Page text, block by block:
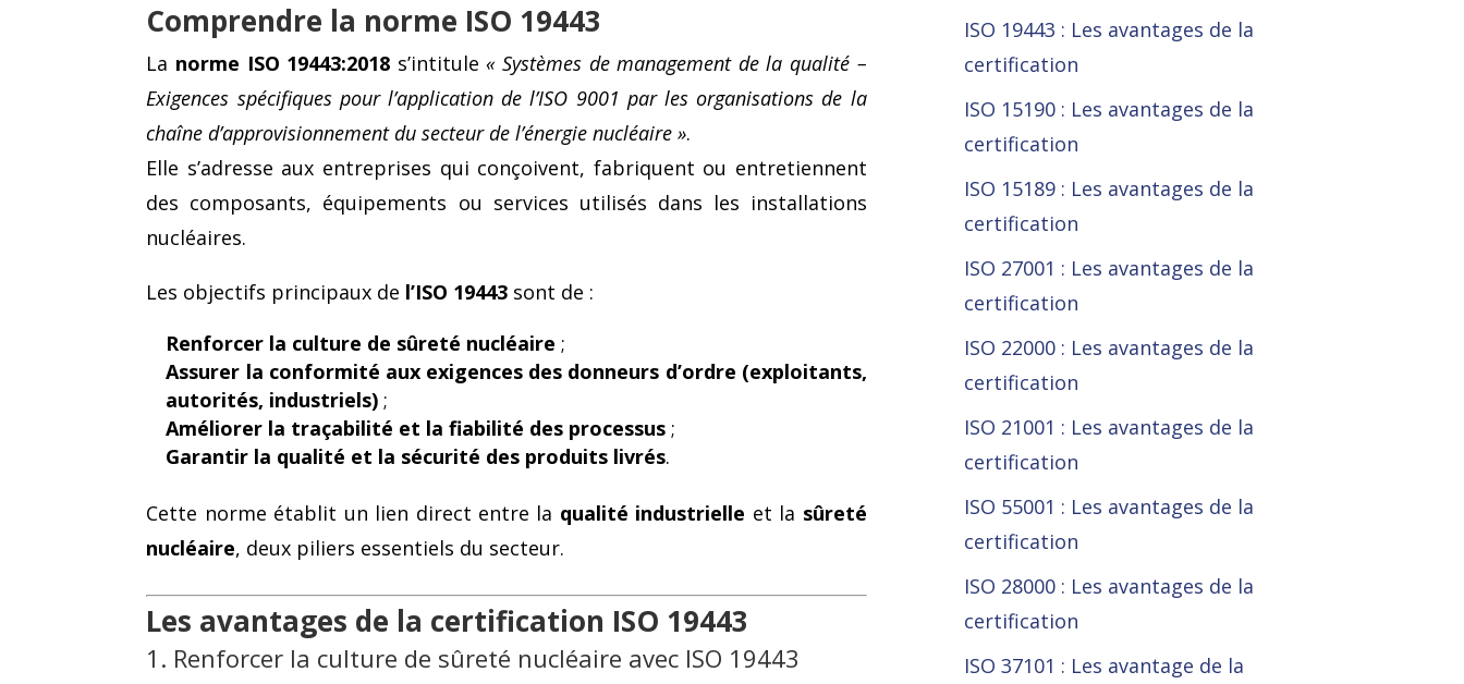
Comprendre la norme ISO 19443
La norme ISO 19443:2018 s’intitule« Systèmes de management de la qualité –
Exigences spécifiques pour l’application de l’ISO 9001 par les organisations de la
chaîne d’approvisionnement du secteur de l’énergie nucléaire ».
Elle s’adresse aux entreprises qui conçoivent, fabriquent ou entretiennent
des composants, équipements ou services utilisés dans les installations
nucléaires.
Les objectifs principaux de l’ISO 19443 sont de :
Renforcer la culture de sûreté nucléaire ;
Assurer la conformité aux exigences des donneurs d’ordre (exploitants,
autorités, industriels) ;
Améliorer la traçabilité et la fiabilité des processus ;
Garantir la qualité et la sécurité des produits livrés.
Cette norme établit un lien direct entre la qualité industrielle et la sûreté
nucléaire, deux piliers essentiels du secteur.
Les avantages de la certification ISO 19443
1. Renforcer la culture de sûreté nucléaire avec ISO 19443
ISO 19443 : Les avantages de la
certification
ISO 15190 : Les avantages de la
certification
ISO 15189 : Les avantages de la
certification
ISO 27001 : Les avantages de la
certification
ISO 22000 : Les avantages de la
certification
ISO 21001 : Les avantages de la
certification
ISO 55001 : Les avantages de la
certification
ISO 28000 : Les avantages de la
certification
ISO 37101 : Les avantage de la